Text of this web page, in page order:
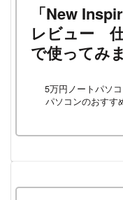
「New
レビュー
で使ってみ
5万円ノートパソ
パソコンのおすす